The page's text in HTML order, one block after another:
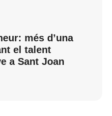
més d’una
el talent
a Sant Joan